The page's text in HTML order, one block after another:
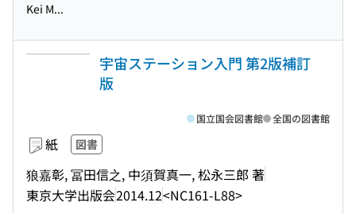
Kei M...
宇宙ステーション入門 第2版補訂
版
紙 図書
狼嘉彰, 冨田信之, 中須賀真一, 松永三郎 著
東京大学出版会2014.12<NC161-L88>
国立国会図書館 全国の図書館